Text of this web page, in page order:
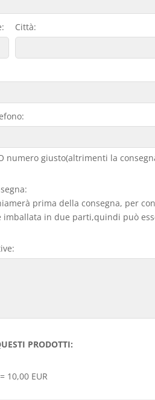
Città:
numero giusto(altrimenti la
prima della consegna, per
imballata in due parti,quindi può
PRODOTTI:
10,00 EUR